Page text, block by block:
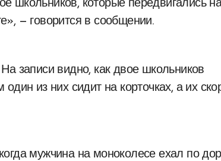
школьников, которые передвигались
— говорится в сообщении.
записи видно, как двое школьников
из них сидит на корточках, а их
мужчина на моноколесе ехал по